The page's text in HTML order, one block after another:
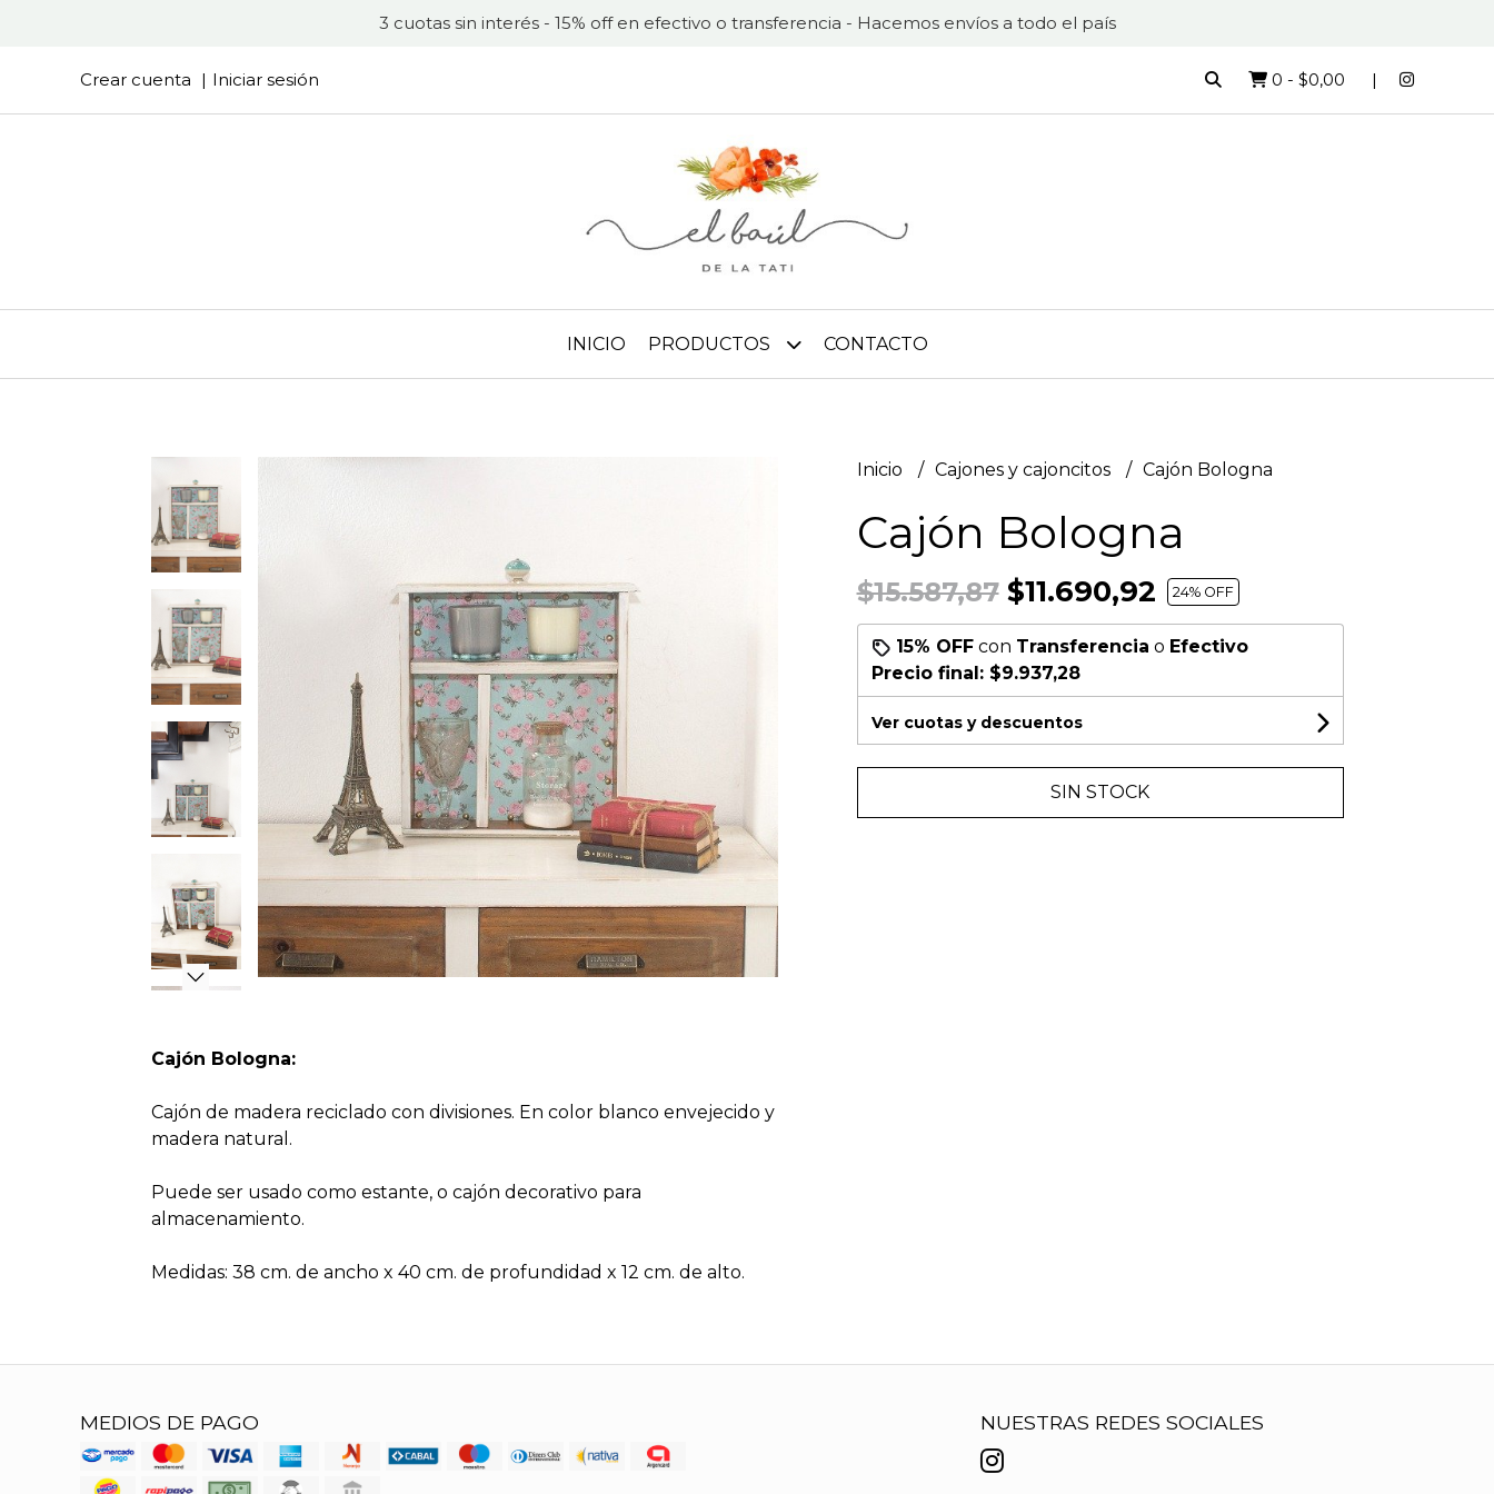
3 cuotas sin interés - 15% off en efectivo o transferencia - Hacemos envíos a todo el país
Crear cuenta Iniciar sesión 0 - $0,00
INICIO PRODUCTOS CONTACTO
Cajón Bologna:
Cajón de madera reciclado con divisiones. En color blanco envejecido y
madera natural.
Puede ser usado como estante, o cajón decorativo para
almacenamiento.
Medidas: 38 cm. de ancho x 40 cm. de profundidad x 12 cm. de alto.
Inicio Cajones y cajoncitos Cajón Bologna
Cajón Bologna
$15.587,87$11.690,92 24% OFF
15% OFFcon Transferencia o Efectivo
Precio final: $9.937,28
Ver cuotas y descuentos
SIN STOCK
MEDIOS DE PAGO NUESTRAS REDES SOCIALES